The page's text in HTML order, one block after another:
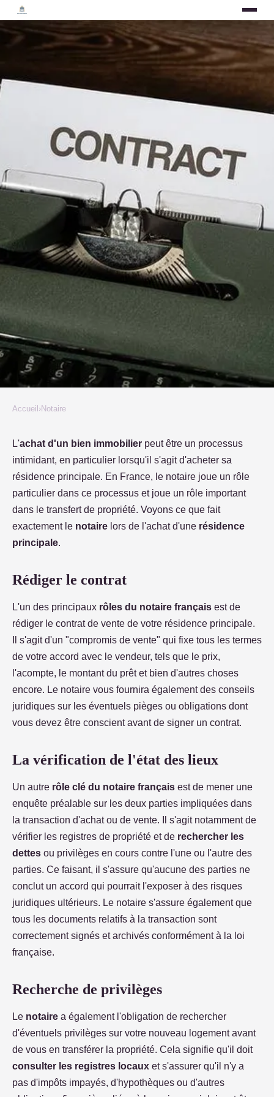
Le rôle du notaire dans l'achat
de votre résidence principale
Marine•8 février 2023•2 min de lecture
Accueil ›Notaire
L'achat d'un bien immobilier peut être un processus
intimidant, en particulier lorsqu'il s'agit d'acheter sa
résidence principale. En France, le notaire joue un rôle
particulier dans ce processus et joue un rôle important
dans le transfert de propriété. Voyons ce que fait
exactement le notaire lors de l'achat d'une résidence
principale.
Rédiger le contrat
L'un des principaux rôles du notaire français est de
rédiger le contrat de vente de votre résidence principale.
Il s'agit d'un "compromis de vente" qui fixe tous les termes
de votre accord avec le vendeur, tels que le prix,
l'acompte, le montant du prêt et bien d'autres choses
encore. Le notaire vous fournira également des conseils
juridiques sur les éventuels pièges ou obligations dont
vous devez être conscient avant de signer un contrat.
La vérification de l'état des lieux
Un autre rôle clé du notaire français est de mener une
enquête préalable sur les deux parties impliquées dans
la transaction d'achat ou de vente. Il s'agit notamment de
vérifier les registres de propriété et de rechercher les
dettes ou privilèges en cours contre l'une ou l'autre des
parties. Ce faisant, il s'assure qu'aucune des parties ne
conclut un accord qui pourrait l'exposer à des risques
juridiques ultérieurs. Le notaire s'assure également que
tous les documents relatifs à la transaction sont
correctement signés et archivés conformément à la loi
française.
Recherche de privilèges
Le notaire a également l'obligation de rechercher
d'éventuels privilèges sur votre nouveau logement avant
de vous en transférer la propriété. Cela signifie qu'il doit
consulter les registres locaux et s'assurer qu'il n'y a
pas d'impôts impayés, d'hypothèques ou d'autres